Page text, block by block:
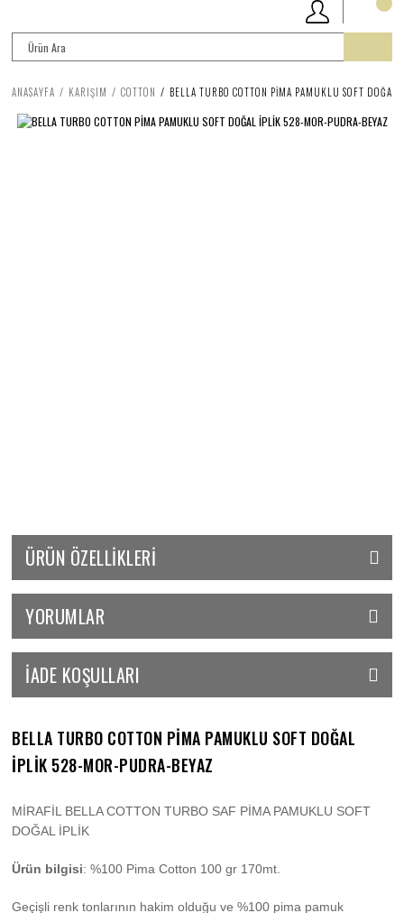
ANASAYFA KARIŞIM COTTON BELLA TURBO COTTON PİMA PAMUKLU SOFT
ÜRÜN ÖZELLIKLERI
YORUMLAR
İADE KOŞULLARI
BELLA TURBO COTTON PİMA PAMUKLU SOFT DOĞAL
İPLİK 528-MOR-PUDRA-BEYAZ
MİRAFİL BELLA COTTON TURBO SAF PİMA PAMUKLU SOFT
DOĞAL İPLİK
Ürün bilgisi: %100 Pima Cotton 100 gr 170mt.
Geçişli renk tonlarının hakim olduğu ve %100 pima pamuk